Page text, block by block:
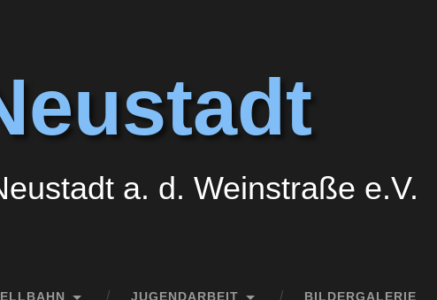
a. d. Weinstraße e.V.
JUGENDARBEIT BILDERGALERIE